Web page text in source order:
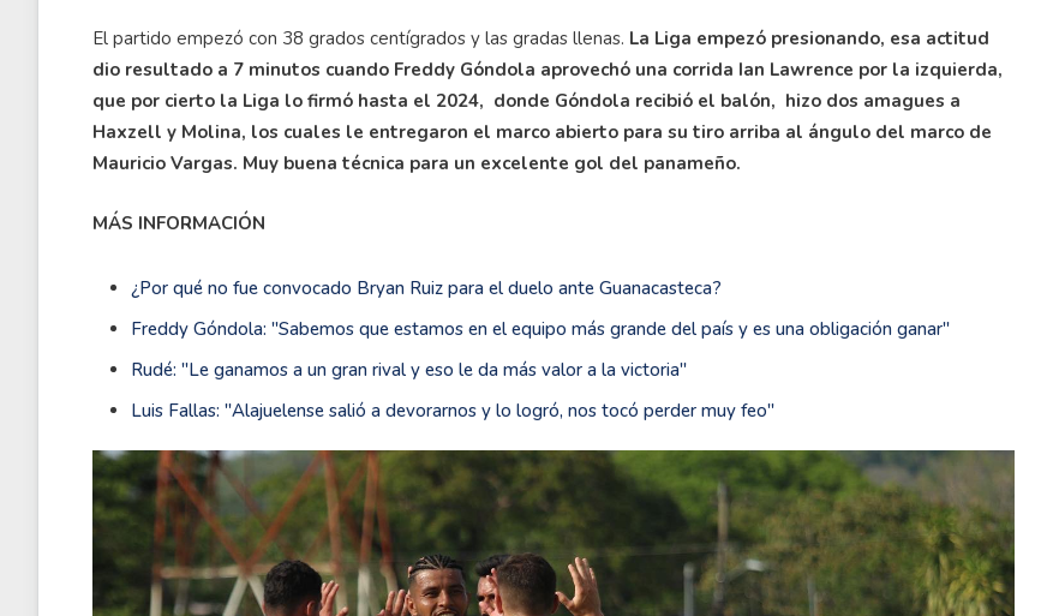
El partido empezó con 38 grados centígrados y las gradas llenas. La Liga empezó presionando, esa actitud
dio resultado a 7 minutos cuando Freddy Góndola aprovechó una corrida Ian Lawrence por la izquierda,
que por cierto la Liga lo firmó hasta el 2024, donde Góndola recibió el balón, hizo dos amagues a
Haxzell y Molina, los cuales le entregaron el marco abierto para su tiro arriba al ángulo del marco de
Mauricio Vargas. Muy buena técnica para un excelente gol del panameño.
MÁS INFORMACIÓN
¿Por qué no fue convocado Bryan Ruiz para el duelo ante Guanacasteca?
Freddy Góndola: ''Sabemos que estamos en el equipo más grande del país y es una obligación ganar''
Rudé: ''Le ganamos a un gran rival y eso le da más valor a la victoria''
Luis Fallas: ''Alajuelense salió a devorarnos y lo logró, nos tocó perder muy feo''